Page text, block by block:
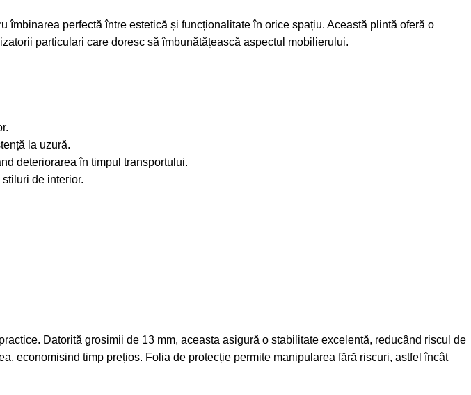
perfectă între estetică și funcționalitate în orice spațiu. Această plintă oferă o
particulari care doresc să îmbunătățească aspectul mobilierului.
la uzură.
deteriorarea în timpul transportului.
de interior.
Datorită grosimii de 13 mm, aceasta asigură o stabilitate excelentă, reducând riscul de
economisind timp prețios. Folia de protecție permite manipularea fără riscuri, astfel încât